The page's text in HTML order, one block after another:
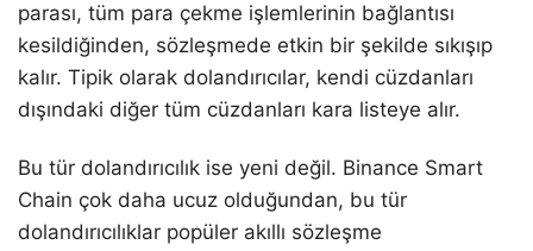
parası, tüm para çekme işlemlerinin bağlantısı
kesildiğinden, sözleşmede etkin bir şekilde sıkışıp
kalır. Tipik olarak dolandırıcılar, kendi cüzdanları
dışındaki diğer tüm cüzdanları kara listeye alır.
Bu tür dolandırıcılık ise yeni değil. Binance Smart
Chain çok daha ucuz olduğundan, bu tür
dolandırıcılıklar popüler akıllı sözleşme